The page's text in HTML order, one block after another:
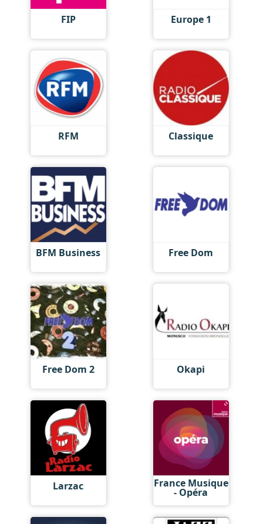
FIP Europe 1
RFM Classique
BFM Business Free Dom
Free Dom 2 Okapi
Larzac France Musique
- Opéra